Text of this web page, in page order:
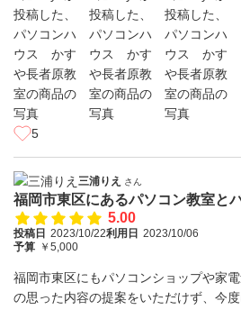
5
三浦りえ さん
福岡市東区にあるパソコン教室と
5.00
投稿日 2023/10/22利用日 2023/10/06
予算 ￥5,000
福岡市東区にもパソコンショップや家
の思った内容の提案をいただけず、今